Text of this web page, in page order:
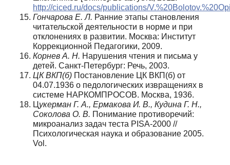
http://ciced.ru/docs/publications/
Гончарова Е. Л. Ранние этапы становления
читательской деятельности в норме и при
отклонениях в развитии. Москва: Институт
Коррекционной Педагогики, 2009.
Корнев А. Н. Нарушения чтения и письма у
детей. Санкт-Петербург: Речь, 2003.
ЦК ВКП(б) Постановление ЦК ВКП(б) от
04.07.1936 о педологических извращениях в
системе НАРКОМПРОСОВ. Москва, 1936.
Ц укерман Г. А., Ермакова И. В., Кудина Г. Н.,
Соколова О. В. Понимание противоречий:
микроанализ задач теста PISA-2000 //
Психологическая наука и образование 2005.
Vol.